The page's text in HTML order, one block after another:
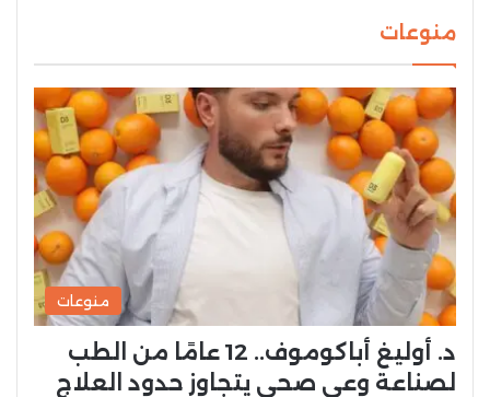
منوعات
منوعات
د. أوليغ أباكوموف.. 12 عامًا من الطب
لصناعة وعي صحي يتجاوز حدود العلاج